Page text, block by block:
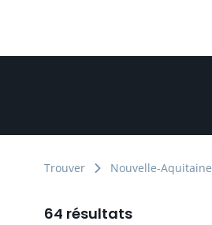
Trouver Nouvelle-Aquitaine
64 résultats